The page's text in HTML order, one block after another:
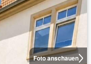
Foto anschauen